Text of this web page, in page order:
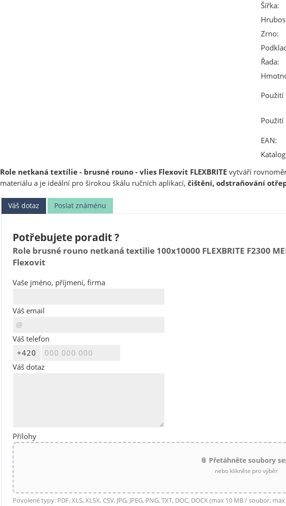
Šířka:
Zrno:
Řada:
EAN:
Role netkaná textílie - brusné rouno - vlies Flexovit FLEXBRITEvytváří
materiálu a je ideální pro širokou škálu ručních aplikací, čištění, odstraňování
Váš dotaz Poslat známénu
Potřebujete poradit ?
Role brusné rouno netkaná textilie 100x10000 FLEXBRITE F2300
Flexovit
Vaše jméno, příjmení, firma
Váš email
Váš telefon
Váš dotaz
Přílohy
📎 Přetáhněte soubory
nebo klikněte pro výběr
Povolené typy: PDF, XLS, XLSX, CSV, JPG, JPEG, PNG, TXT, DOC, DOCX (max 10 MB / soubor,